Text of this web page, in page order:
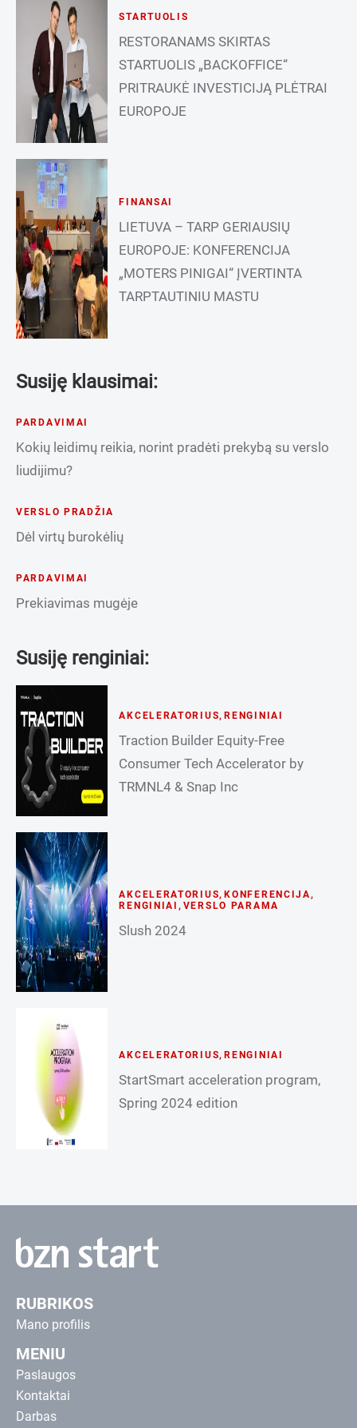
STARTUOLIS
RESTORANAMS SKIRTAS
STARTUOLIS „BACKOFFICE“
PRITRAUKĖ INVESTICIJĄ PLĖTRAI
EUROPOJE
FINANSAI
LIETUVA – TARP GERIAUSIŲ
EUROPOJE: KONFERENCIJA
„MOTERS PINIGAI“ ĮVERTINTA
TARPTAUTINIU MASTU
Susiję klausimai:
PARDAVIMAI
Kokių leidimų reikia, norint pradėti prekybą su verslo
liudijimu?
VERSLO PRADŽIA
Dėl virtų burokėlių
PARDAVIMAI
Prekiavimas mugėje
Susiję renginiai:
AKCELERATORIUS, RENGINIAI
Traction Builder Equity-Free
Consumer Tech Accelerator by
TRMNL4 & Snap Inc
AKCELERATORIUS, KONFERENCIJA,
RENGINIAI , VERSLO PARAMA
Slush 2024
AKCELERATORIUS, RENGINIAI
StartSmart acceleration program,
Spring 2024 edition
RUBRIKOS
Mano profilis
MENIU
Paslaugos
Kontaktai
Darbas